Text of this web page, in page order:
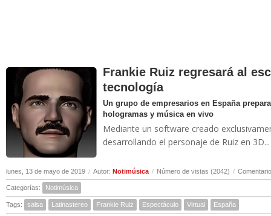
Frankie Ruiz regresará al
tecnología
Un grupo de empresarios en España
hologramas y música en vivo
Mediante un software creado
desarrollando el personaje de Ruiz en 3D...
lunes, 13 de mayo de 2019 / Autor: Notimúsica / Número de vistas (2042) /
Categorías: Notimúsica
Tags: salsa Latinastereo Frankie Ruiz Espectáculo Virtual España